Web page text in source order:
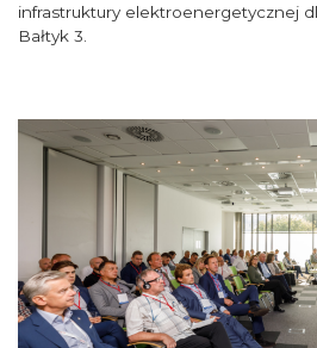
infrastruktury elektroenergetycznej
Bałtyk 3.